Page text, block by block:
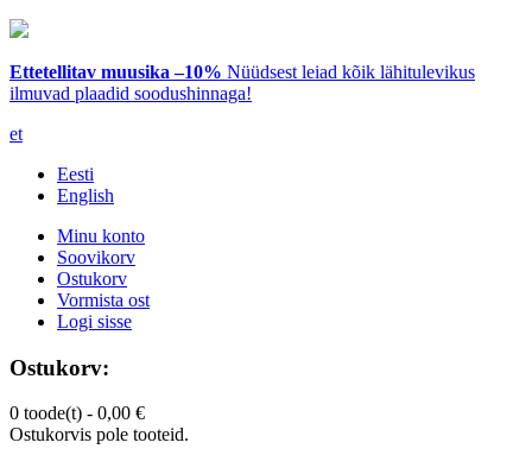
Ettetellitav muusika –10% Nüüdsest leiad kõik lähitulevikus
ilmuvad plaadid soodushinnaga!
et
Eesti
English
Minu konto
Soovikorv
Ostukorv
Vormista ost
Logi sisse
Ostukorv:
0 toode(t) - 0,00 €
Ostukorvis pole tooteid.